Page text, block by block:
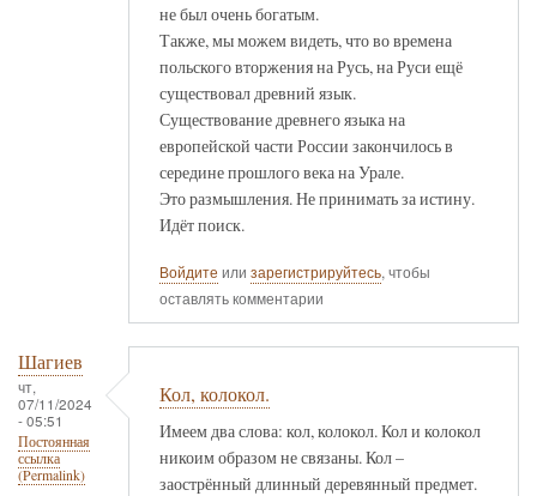
не был очень богатым.
Также, мы можем видеть, что во времена
польского вторжения на Русь, на Руси ещё
существовал древний язык.
Существование древнего языка на
европейской части России закончилось в
середине прошлого века на Урале.
Это размышления. Не принимать за истину.
Идёт поиск.
Войдите или зарегистрируйтесь, чтобы
оставлять комментарии
Шагиев
чт,
07/11/2024
- 05:51
Постоянная
ссылка
(Permalink)
Кол, колокол.
Имеем два слова: кол, колокол. Кол и колокол
никоим образом не связаны. Кол –
заострённый длинный деревянный предмет.